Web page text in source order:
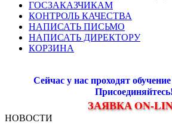
ГОСЗАКАЗЧИКАМ
КОНТРОЛЬ КАЧЕСТВА
НАПИСАТЬ ПИСЬМО
НАПИСАТЬ ДИРЕКТОРУ
КОРЗИНА
Сейчас у нас проходят обучение
Присоединяйтесь!
ЗАЯВКА ON-
НОВОСТИ